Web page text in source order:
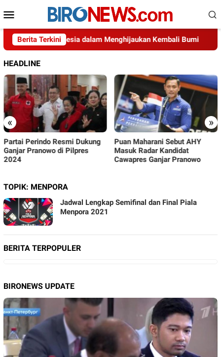
ke
kontenMobile
Berita Terkini
Usaha Indonesia dalam Menghijaukan Kembali Bumi
HEADLINE
« »
Partai Perindo Resmi Dukung
Ganjar Pranowo di Pilpres
2024
Puan Maharani Sebut AHY
Masuk Radar Kandidat
Cawapres Ganjar Pranowo
TOPIK: MENPORA
Jadwal Lengkap Semifinal dan Final Piala
Menpora 2021
BERITA TERPOPULER
BIRONEWS UPDATE